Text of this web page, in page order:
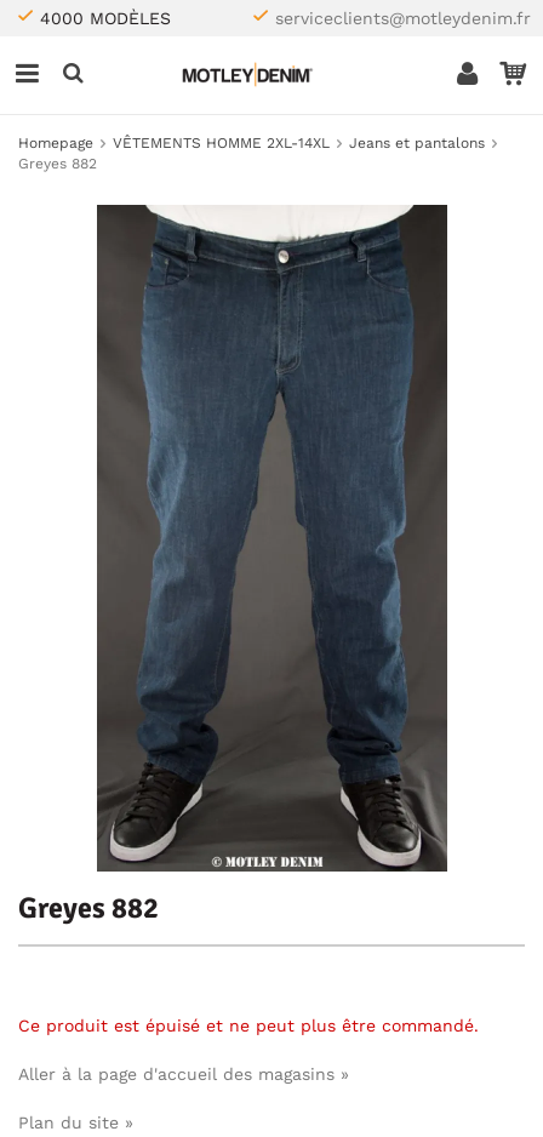
4000 MODÈLES serviceclients@motleydenim.fr
Homepage VÊTEMENTS HOMME 2XL-14XL
Jeans et pantalons
Greyes 882
Greyes 882
Ce produit est épuisé et ne peut plus être commandé.
Aller à la page d'accueil des magasins »
Plan du site »